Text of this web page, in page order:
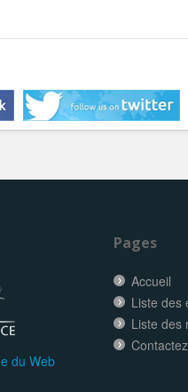
du Web
Pages
Accueil
Liste des
Liste des